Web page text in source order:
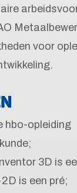
voor
hbo-opleiding
3D is
is een pré;